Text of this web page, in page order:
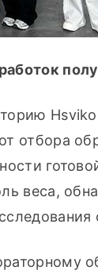
отбора
веса,